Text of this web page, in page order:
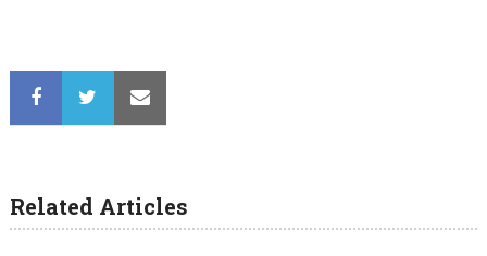
Related Articles